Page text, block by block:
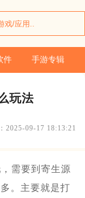
件 手游专辑
玩法
2025-09-17 18:13:21
需要到寄生源
。主要就是打